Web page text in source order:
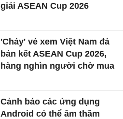
giải ASEAN Cup 2026
'Cháy' vé xem Việt Nam đá
bán kết ASEAN Cup 2026,
hàng nghìn người chờ mua
Cảnh báo các ứng dụng
Android có thể âm thầm